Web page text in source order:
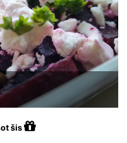
šis